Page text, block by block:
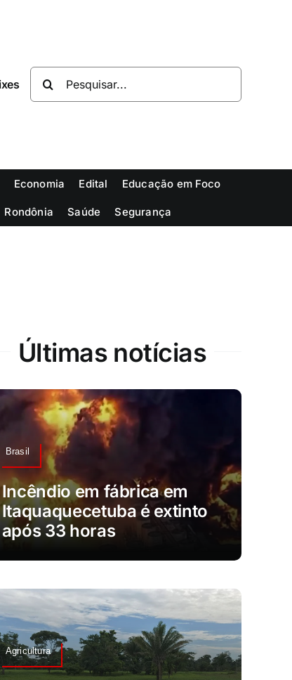
resultados
Economia Edital Educação em Foco
Rondônia Saúde Segurança
Últimas notícias
Brasil
Incêndio em fábrica em
Itaquaquecetuba é extinto
após 33 horas
Agricultura